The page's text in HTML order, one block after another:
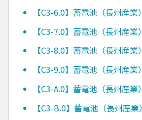
【C3-6.0】蓄電池（長州産業）
【C3-7.0】蓄電池（長州産業）
【C3-8.0】蓄電池（長州産業）
【C3-9.0】蓄電池（長州産業）
【C3-A.0】蓄電池（長州産業）
【C3-B.0】蓄電池（長州産業）